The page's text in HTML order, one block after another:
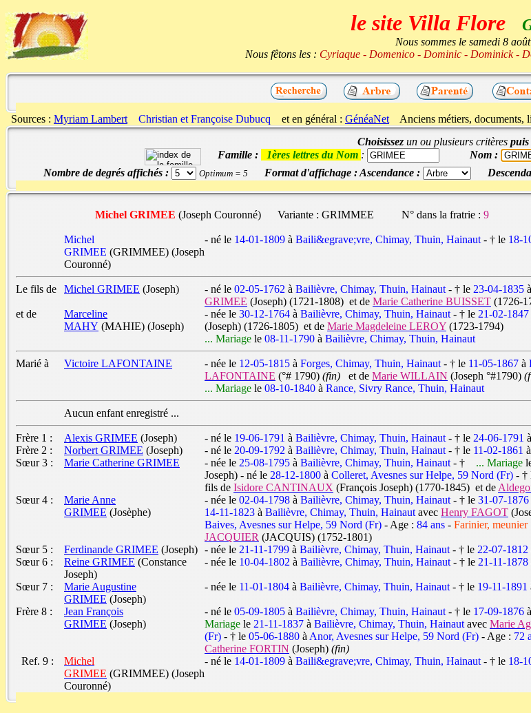
le site Villa Flore
Nous sommes le samedi 8
Nous fêtons les : Cyriaque - Domenico - Dominic - Dominick -
Sources : Myriam Lambert Christian et Françoise Dubucq et en général : GénéaNet Anciens métiers, documents,
Choisissez un ou plusieurs critères puis
Famille :
1ères lettres du Nom : Nom :
Nombre de degrés affichés :
Optimum = 5 Format d'affichage : Ascendance :
Michel GRIMEE (Joseph Couronné) Variante : GRIMMEE N° dans la fratrie : 9
Michel
GRIMEE (GRIMMEE) (Joseph
Couronné)
- né le 14-01-1809 à Baili&egrave;vre, Chimay, Thuin, Hainaut - † le 18-
Le fils de Michel GRIMEE (Joseph) - né le 02-05-1762 à Bailièvre, Chimay, Thuin, Hainaut - † le 23-04-1835 à
GRIMEE (Joseph) (1721-1808) et de Marie Catherine BUISSET (1726-
et de
Marceline
MAHY (MAHIE) (Joseph)
- née le 30-12-1764 à Bailièvre, Chimay, Thuin, Hainaut - † le 21-02-1847
(Joseph) (1726-1805) et de Marie Magdeleine LEROY (1723-1794)
... Mariage le 08-11-1790 à Bailièvre, Chimay, Thuin, Hainaut
Marié à Victoire LAFONTAINE - née le 12-05-1815 à Forges, Chimay, Thuin, Hainaut - † le 11-05-1867 à
LAFONTAINE (°# 1790) (fin) et de Marie WILLAIN (Joseph °#1790)
... Mariage le 08-10-1840 à Rance, Sivry Rance, Thuin, Hainaut
Aucun enfant enregistré ...
Frère 1 : Alexis GRIMEE (Joseph) - né le 19-06-1791 à Bailièvre, Chimay, Thuin, Hainaut - † le 24-06-1791 à
Frère 2 :
Norbert GRIMEE (Joseph) - né le 20-09-1792 à Bailièvre, Chimay, Thuin, Hainaut - † le 11-02-1861 à
Sœur 3 :
Marie Catherine GRIMEE - née le 25-08-1795 à Bailièvre, Chimay, Thuin, Hainaut - † ... Mariage
Joseph) - né le 28-12-1800 à Colleret, Avesnes sur Helpe, 59 Nord (Fr) - †
fils de Isidore CANTINAUX (François Joseph) (1770-1845) et de
Sœur 4 :
Marie Anne
GRIMEE (Josèphe)
- née le 02-04-1798 à Bailièvre, Chimay, Thuin, Hainaut - † le 31-07-1876
14-11-1823 à Bailièvre, Chimay, Thuin, Hainaut avec Henry FAGOT
Baives, Avesnes sur Helpe, 59 Nord (Fr) - Age : 84 ans - Farinier, meunier
JACQUIER (JACQUIS) (1752-1801)
Sœur 5 :
Ferdinande GRIMEE (Joseph) - née le 21-11-1799 à Bailièvre, Chimay, Thuin, Hainaut - † le 22-07-1812
Sœur 6 :
Reine GRIMEE (Constance
Joseph)
- née le 10-04-1802 à Bailièvre, Chimay, Thuin, Hainaut - † le 21-11-1878
Sœur 7 :
Marie Augustine
GRIMEE (Joseph)
- née le 11-01-1804 à Bailièvre, Chimay, Thuin, Hainaut - † le 19-11-1891
Frère 8 :
Jean François
GRIMEE (Joseph)
- né le 05-09-1805 à Bailièvre, Chimay, Thuin, Hainaut - † le 17-09-1876 à
Mariage le 21-11-1837 à Bailièvre, Chimay, Thuin, Hainaut avec Marie
(Fr) - † le 05-06-1880 à Anor, Avesnes sur Helpe, 59 Nord (Fr) - Age : 72
Catherine FORTIN (Joseph) (fin)
Ref. 9 :
Michel
GRIMEE (GRIMMEE) (Joseph
Couronné)
- né le 14-01-1809 à Baili&egrave;vre, Chimay, Thuin, Hainaut - † le 18-